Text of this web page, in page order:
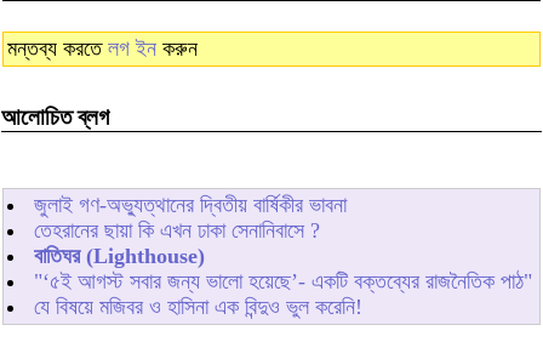
মন্তব্য করতে লগ ইন করুন
আলোচিত ব্লগ
জুলাই গণ-অভ্যুত্থানের দ্বিতীয় বার্ষিকীর ভাবনা
তেহরানের ছায়া কি এখন ঢাকা সেনানিবাসে ?
বাতিঘর (Lighthouse)
"‘৫ই আগস্ট সবার জন্য ভালো হয়েছে’- একটি বক্তব্যের রাজনৈতিক পাঠ"
যে বিষয়ে মজিবর ও হাসিনা এক বিন্দুও ভুল করেনি!